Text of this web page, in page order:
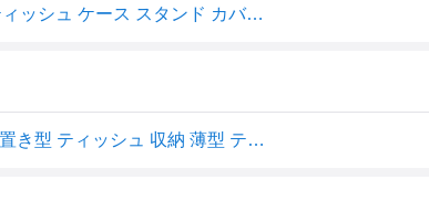
[ ティッシュケース スマート ] 山崎実業 smart 洗面所 リビング ティッシュ ケース スタンド カバー 収納 立て置き 立てて置ける シンプル 7984 7985
山崎実業 スマート ティッシュケース ホワイト ｜ おしゃれ 北欧 置き型 ティッシュ 収納 薄型 ティッシュカバー シンプル モノトーン インテリア 『smart』